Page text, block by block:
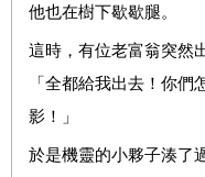
他也在樹下歇歇腿。
這時，有位老富翁突然
「全都給我出去！你
影！」
於是機靈的小夥子湊了